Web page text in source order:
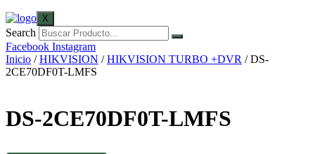
X
Search
Facebook Instagram
Inicio /HIKVISION /HIKVISION TURBO +DVR / DS-
2CE70DF0T-LMFS
DS-2CE70DF0T-LMFS